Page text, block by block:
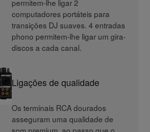
permitem-lhe ligar 2
computadores portáteis para
transições DJ suaves. 4 entradas
phono permitem-lhe ligar um gira-
discos a cada canal.
Ligações de qualidade
Os terminais RCA dourados
asseguram uma qualidade de